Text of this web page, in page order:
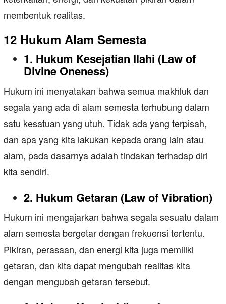
membentuk realitas.
12 Hukum Alam Semesta
1. Hukum Kesejatian Ilahi (Law of
Divine Oneness)
Hukum ini menyatakan bahwa semua makhluk dan
segala yang ada di alam semesta terhubung dalam
satu kesatuan yang utuh. Tidak ada yang terpisah,
dan apa yang kita lakukan kepada orang lain atau
alam, pada dasarnya adalah tindakan terhadap diri
kita sendiri.
2. Hukum Getaran (Law of Vibration)
Hukum ini mengajarkan bahwa segala sesuatu dalam
alam semesta bergetar dengan frekuensi tertentu.
Pikiran, perasaan, dan energi kita juga memiliki
getaran, dan kita dapat mengubah realitas kita
dengan mengubah getaran tersebut.